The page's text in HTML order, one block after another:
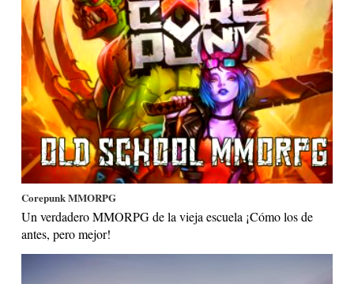
Corepunk MMORPG
Un verdadero MMORPG de la vieja escuela ¡Cómo los de
antes, pero mejor!